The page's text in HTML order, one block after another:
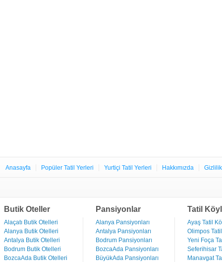
Anasayfa Popüler Tatil Yerleri Yurtiçi Tatil Yerleri Hakkımızda
Butik Oteller
Alaçatı Butik Otelleri
Alanya Butik Otelleri
Antalya Butik Otelleri
Bodrum Butik Otelleri
BozcaAda Butik Otelleri
Pansiyonlar
Alanya Pansiyonları
Antalya Pansiyonları
Bodrum Pansiyonları
BozcaAda Pansiyonları
BüyükAda Pansiyonları
Tatil
Ayaş Tatil
Olimpos
Yeni Foça
Seferihisar
Manavgat